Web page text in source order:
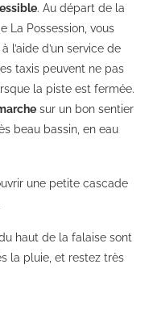
. Au départ de la
La Possession, vous
l’aide d’un service de
taxis peuvent ne pas
la piste est fermée.
sur un bon sentier
beau bassin, en eau
une petite cascade
haut de la falaise sont
la pluie, et restez très